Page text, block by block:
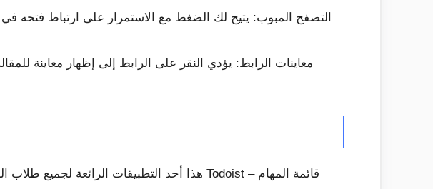
التصفح المبوب: يتيح لك الضغط مع الاستمرار على ارتباط فتحه
معاينات الرابط: يؤدي النقر على الرابط إلى إظهار معاينة